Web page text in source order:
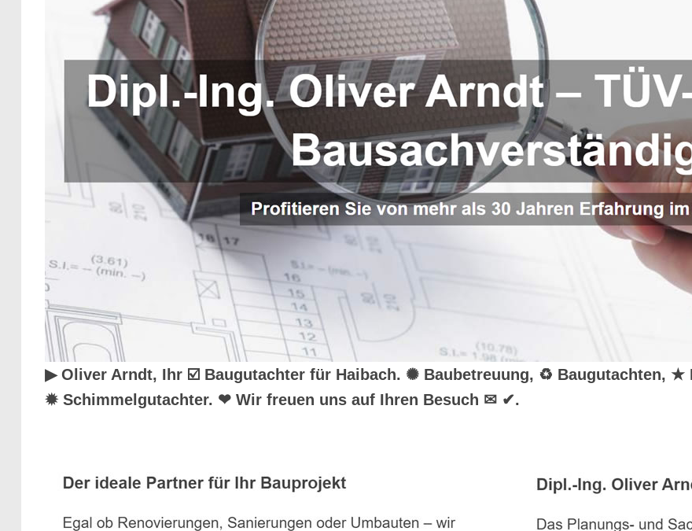
▶︎ Oliver Arndt, Ihr ☑️ Baugutachter für Haibach. ✺ Baubetreuung, ♻ Baugutachten, ★
✹ Schimmelgutachter. ❤ Wir freuen uns auf Ihren Besuch ✉ ✔.